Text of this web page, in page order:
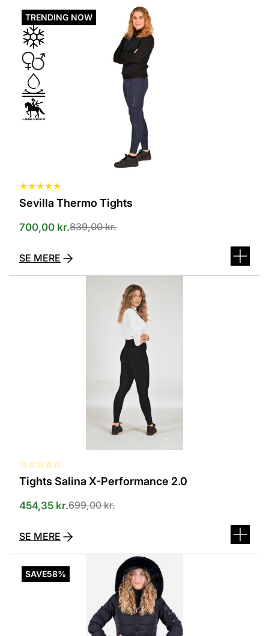
TRENDING NOW
★★★★★
Sevilla Thermo Tights
839,00kr.
700,00 kr.
vare
har
flere
varianter.
Mulighederne
kan
vælges
på
varesiden
SE MERE
☆☆☆☆☆
Tights Salina X-Performance 2.0
699,00kr.
454,35 kr.
SE MERE
SAVE58%
vare
har